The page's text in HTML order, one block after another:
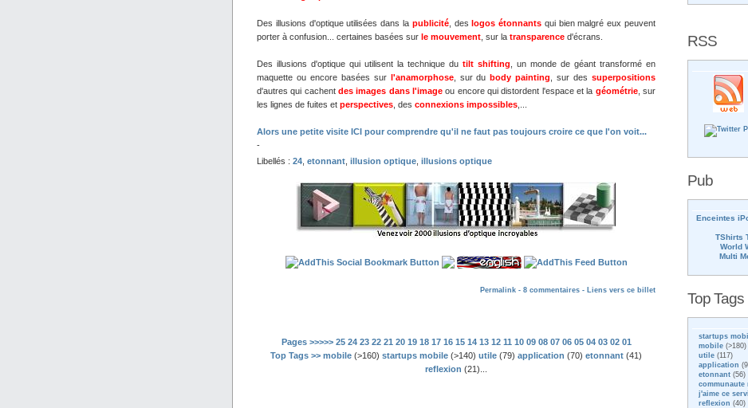
Des illusions d'optique utilisées dans la publicité, des logos étonnants qui bien malgré eux peuvent
porter à confusion... certaines basées sur le mouvement , sur la transparence d'écrans.
Des illusions d'optique qui utilisent la technique du tilt shifting , un monde de géant transformé en
maquette ou encore basées sur
l'anamorphose, sur du body painting , sur dessuperpositions
d'autres qui cachent des images dans l'image ou encore qui distordent l'espace et la géométrie, sur
les lignes de fuites et perspectives , des connexions impossibles
Alors une petite visite ICI pour comprendre qu'il ne faut pas toujours croire ce que l'on voit...
-
Libellés : 24 etonnant illusion optique illusions optique
Permalink - 8 commentaires - Liens vers ce billet
Pages >>>>> 25 24 23 22 21 20 19 18 17 16 15 14 13 12 11 10 09 08 07 06 05 04 03 02 01
Top Tags >> mobile (>160) startups mobile (>140) utile (79) application (70) etonnant (41)
reflexion (21)...
RSS
Pub
Enceintes
TShirts
World
Multi
Top Tags
startups
mobile (>180)
utile (117)
application
etonnant (56)
communaute
j'aime ce
reflexion (40)